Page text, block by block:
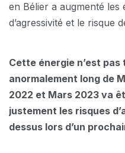
en Bélier a augmenté les
d’agressivité et le risque
Cette énergie n’est
anormalement long de
2022 et Mars 2023 va
justement les risques
dessus lors d’un